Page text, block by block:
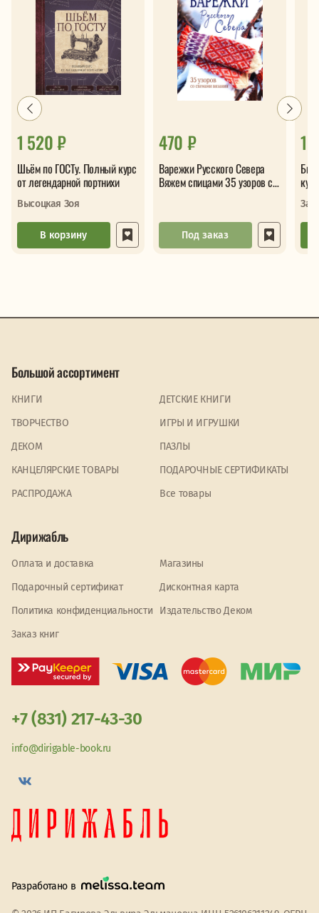
1 520 ₽
Шьём по ГОСТу. Полный курс
от легендарной портнихи
Высоцкая Зоя
В корзину
470 ₽
Варежки Русского Севера
Вяжем спицами 35 узоров со
Под заказ
1
бисером
Большой ассортимент
КНИГИ
ДЕТСКИЕ КНИГИ
ТВОРЧЕСТВО
ИГРЫ И ИГРУШКИ
ДЕКОМ
ПАЗЛЫ
КАНЦЕЛЯРСКИЕ ТОВАРЫ
ПОДАРОЧНЫЕ СЕРТИФИКАТЫ
PАСПРОДАЖА
Все товары
Дирижабль
Оплата и доставка
Магазины
Подарочный сертификат
Дисконтная карта
Политика конфиденциальности
Издательство Деком
Заказ книг
+7 (831) 217-43-30
info@dirigable-book.ru
Разработано в